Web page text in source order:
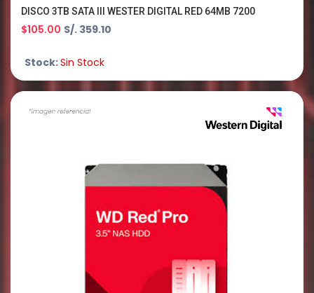
DISCO 3TB SATA III WESTER DIGITAL RED 64MB 7200
$105.00 S/. 359.10
Stock:Sin Stock